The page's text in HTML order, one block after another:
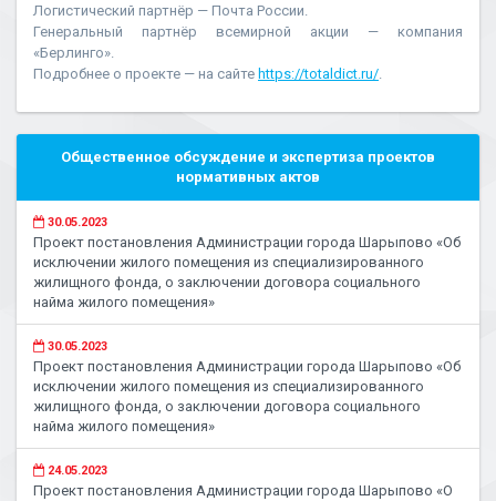
Логистический партнёр — Почта России.
Генеральный партнёр всемирной акции — компания
«Берлинго».
Подробнее о проекте — на сайте https://totaldict.ru/
Общественное обсуждение и экспертиза проектов
нормативных актов
30.05.2023
Проект постановления Администрации города Шарыпово «Об
исключении жилого помещения из специализированного
жилищного фонда, о заключении договора социального
найма жилого помещения»
30.05.2023
Проект постановления Администрации города Шарыпово «Об
исключении жилого помещения из специализированного
жилищного фонда, о заключении договора социального
найма жилого помещения»
24.05.2023
Проект постановления Администрации города Шарыпово «О